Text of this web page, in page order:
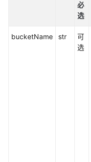
概
必
选
bucketName str
可
选